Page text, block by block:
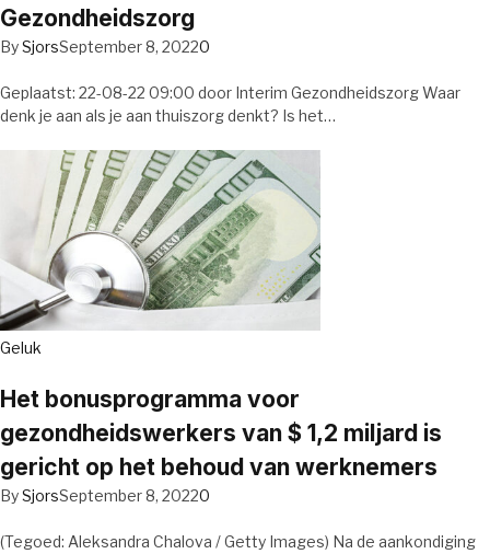
Gezondheidszorg
BySjorsSeptember 8, 20220
Geplaatst: 22-08-22 09:00 door Interim Gezondheidszorg Waar
denk je aan als je aan thuiszorg denkt? Is het…
Geluk
Het bonusprogramma voor
gezondheidswerkers van $ 1,2 miljard is
gericht op het behoud van werknemers
BySjorsSeptember 8, 20220
(Tegoed: Aleksandra Chalova / Getty Images) Na de aankondiging